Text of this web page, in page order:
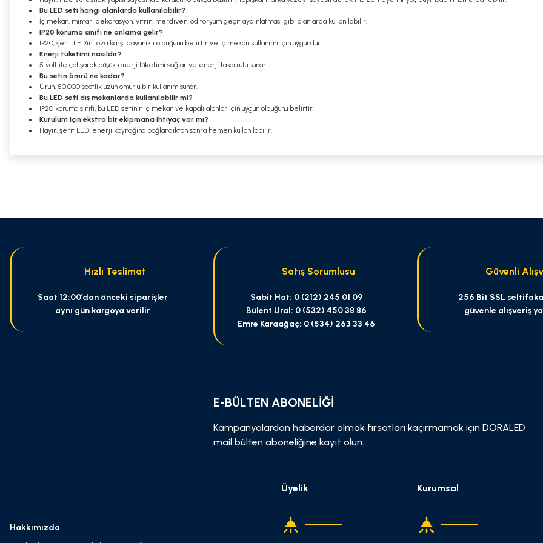
Bu LED seti hangi alanlarda kullanılabilir?
İç mekan, mimari dekorasyon, vitrin, merdiven, oditoryum geçit aydınlatması gibi alanlarda kullanılabilir.
IP20 koruma sınıfı ne anlama gelir?
IP20, şerit LED'in toza karşı dayanıklı olduğunu belirtir ve iç mekan kullanımı için uygundur.
Enerji tüketimi nasıldır?
5 volt ile çalışarak düşük enerji tüketimi sağlar ve enerji tasarrufu sunar.
Bu setin ömrü ne kadar?
Ürün, 50.000 saatlik uzun ömürlü bir kullanım sunar.
Bu LED seti dış mekanlarda kullanılabilir mi?
IP20 koruma sınıfı, bu LED setinin iç mekan ve kapalı alanlar için uygun olduğunu belirtir.
Kurulum için ekstra bir ekipmana ihtiyaç var mı?
Hayır, şerit LED, enerji kaynağına bağlandıktan sonra hemen kullanılabilir.
Yorum Yaz
Ürün açıklamasında eksik bilgiler bulunuyor.
Bu ürüne benzer farklı alternatifler olmalı.
Hızlı Teslimat
Saat 12:00’dan önceki siparişler
aynı gün kargoya verilir
Satış Sorumlusu
Sabit Hat: 0 (212) 245 01 09
Bülent Ural: 0 (532) 450 38 86
Emre Karaağaç: 0 (534) 263 33 46
Güvenli
256 Bit SSL
güvenle alışveriş
E-BÜLTEN ABONELİĞİ
Kampanyalardan haberdar olmak fırsatları kaçırmamak için DORALED
mail bülten aboneliğine kayıt olun.
Hakkımızda
Üyelik Kurumsal